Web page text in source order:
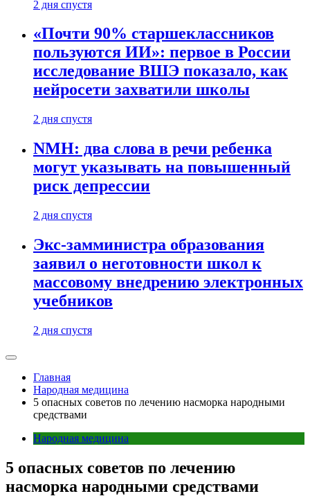
2 дня спустя
«Почти 90% старшеклассников
пользуются ИИ»: первое в России
исследование ВШЭ показало, как
нейросети захватили школы
2 дня спустя
NMH: два слова в речи ребенка
могут указывать на повышенный
риск депрессии
2 дня спустя
Экс-замминистра образования
заявил о неготовности школ к
массовому внедрению электронных
учебников
2 дня спустя
Главная
Народная медицина
5 опасных советов по лечению насморка народными
средствами
Народная медицина
5 опасных советов по лечению
насморка народными средствами